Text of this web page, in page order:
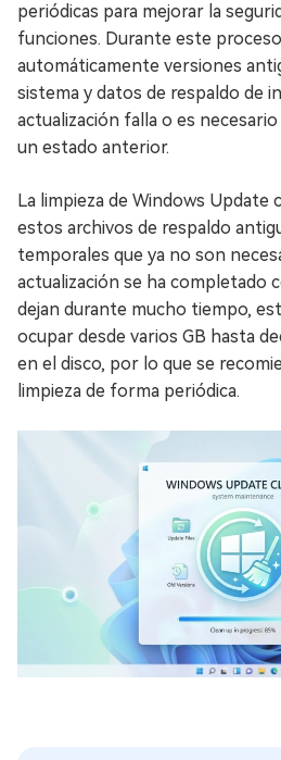
periódicas para mejorar la
funciones. Durante este
automáticamente versiones
sistema y datos de respaldo de
actualización falla o es
un estado anterior.
La limpieza de Windows Update
estos archivos de respaldo
temporales que ya no son
actualización se ha completado
dejan durante mucho tiempo,
ocupar desde varios GB hasta
en el disco, por lo que se
limpieza de forma periódica.